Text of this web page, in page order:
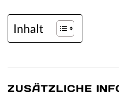
Inhalt
ZUSÄTZLICHE